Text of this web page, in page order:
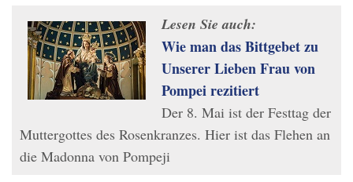
Lesen Sie auch:
Wie man das Bittgebet zu
Unserer Lieben Frau von
Pompei rezitiert
Der 8. Mai ist der Festtag der
Muttergottes des Rosenkranzes. Hier ist das Flehen an
die Madonna von Pompeji